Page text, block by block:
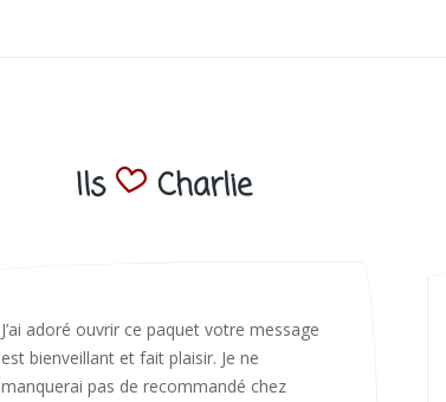
Ils Charlie
Bonjour Nadia Bien reçu le colis auj,
magnifique colis. L'emballage est
magnifique. Très contente des animaux.